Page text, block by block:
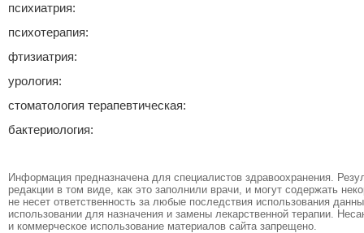
психиатрия:
психотерапия:
фтизиатрия:
урология:
стоматология терапевтическая:
бактериология:
Информация предназначена для специалистов здравоохранения.
редакции в том виде, как это заполнили врачи, и могут содержать
не несет ответственность за любые последствия использования
использовании для назначения и замены лекарственной терапии.
и коммерческое использование материалов сайта запрещено.